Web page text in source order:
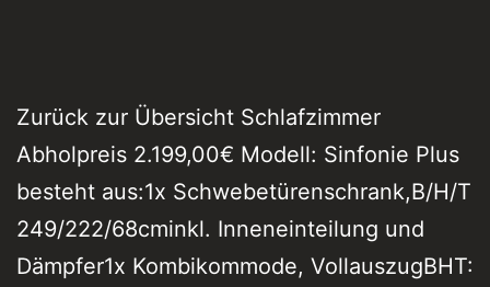
Zurück zur Übersicht Schlafzimmer
Abholpreis 2.199,00€ Modell: Sinfonie Plus
besteht aus:1x Schwebetürenschrank,B/H/T
249/222/68cminkl. Inneneinteilung und
Dämpfer1x Kombikommode, VollauszugBHT: